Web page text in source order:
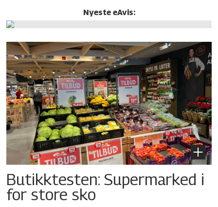
Nyeste eAvis:
Butikktesten: Supermarked i
for store sko